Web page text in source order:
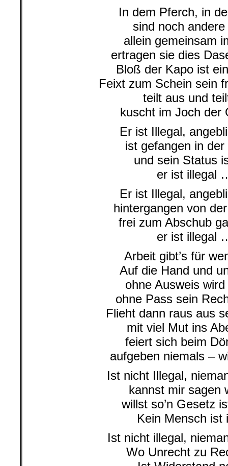
In dem Pferch, in
sind noch
allein gemeinsam
ertragen sie dies
Bloß der Kapo ist
Feixt zum Schein sein
teilt aus und
kuscht im Joch der
Er ist Illegal,
ist gefangen in der
und sein Status
er ist illegal
Er ist Illegal,
hintergangen von
frei zum Abschub
er ist illegal
Arbeit gibt’s für
Auf die Hand und
ohne Ausweis
ohne Pass sein
Flieht dann raus aus
mit viel Mut ins
feiert sich beim
aufgeben niemals –
Ist nicht Illegal,
kannst mir sagen
willst so’n Gesetz
Kein Mensch ist
Ist nicht illegal,
Wo Unrecht zu